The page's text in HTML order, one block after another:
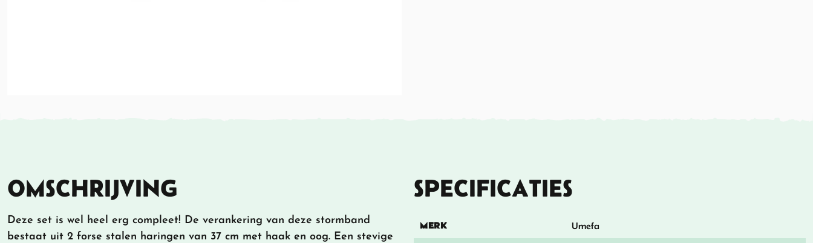
OMSCHRIJVING
Deze set is wel heel erg compleet! De verankering van deze stormband
bestaat uit 2 forse stalen haringen van 37 cm met haak en oog. Een stevige
SPECIFICATIES
MERK Umefa